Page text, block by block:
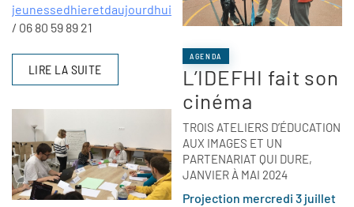
jeunessedhieretdaujourdhui@normandieimages.fr
/ 06 80 59 89 21
LIRE LA SUITE
AGENDA
L’IDEFHI fait son
cinéma
TROIS ATELIERS D’ÉDUCATION
AUX IMAGES ET UN
PARTENARIAT QUI DURE,
JANVIER À MAI 2024
Projection mercredi 3 juillet